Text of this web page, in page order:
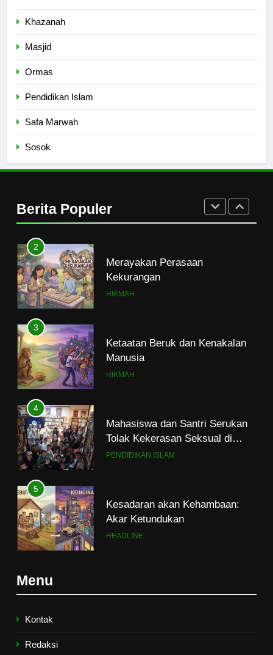
Khazanah
Masjid
Ormas
Pendidikan Islam
Safa Marwah
Sosok
Berita Populer
8
1
Kekurangan
3
Ketaatan Beruk dan Kenakalan
Manusia
4
Mahasiswa dan Santri Serukan
Tolak Kekerasan Seksual di
5
Kesadaran akan Kehambaan:
Akar Ketundukan
6
7
Menu
Kontak
Redaksi